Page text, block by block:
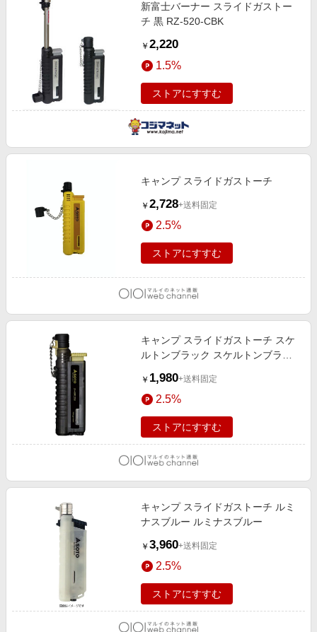
新富士バーナー スライドガストー
チ 黒 RZ-520-CBK
￥ 2,220
1.5%
ストアにすすむ
キャンプ スライドガストーチ
￥ 2,728+送料固定
2.5%
ストアにすすむ
キャンプ スライドガストーチ スケ
ルトンブラック スケルトンブラッ
￥ 1,980+送料固定
2.5%
ストアにすすむ
キャンプ スライドガストーチ ルミ
ナスブルー ルミナスブルー
￥ 3,960+送料固定
2.5%
ストアにすすむ